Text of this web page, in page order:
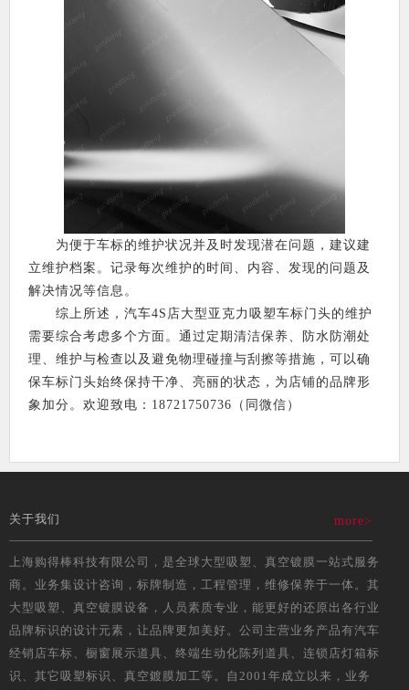
为便于车标的维护状况并及时发现潜在问题，建议建
立维护档案。记录每次维护的时间、内容、发现的问题及
解决情况等信息。
综上所述，汽车4S店大型亚克力吸塑车标门头的维护
需要综合考虑多个方面。通过定期清洁保养、防水防潮处
理、维护与检查以及避免物理碰撞与刮擦等措施，可以确
保车标门头始终保持干净、亮丽的状态，为店铺的品牌形
象加分。欢迎致电：18721750736（同微信）
关于我们 more>
上海购得棒科技有限公司，是全球大型吸塑、真空镀膜一站式服务
商。业务集设计咨询，标牌制造，工程管理，维修保养于一体。其
大型吸塑、真空镀膜设备，人员素质专业，能更好的还原出各行业
品牌标识的设计元素，让品牌更加美好。公司主营业务产品有汽车
经销店车标、橱窗展示道具、终端生动化陈列道具、连锁店灯箱标
识、其它吸塑标识、真空鍍膜加工等。自2001年成立以来，业务